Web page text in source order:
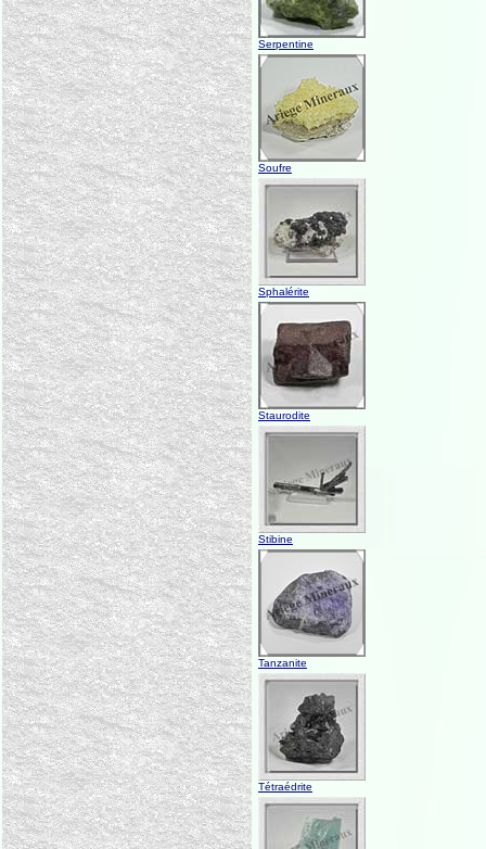
Serpentine
Soufre
Sphalérite
Staurodite
Stibine
Tanzanite
Tétraédrite